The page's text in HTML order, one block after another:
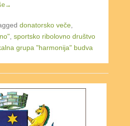
donatorsko veče
sportsko ribolovno društvo
grupa "harmonija" budva